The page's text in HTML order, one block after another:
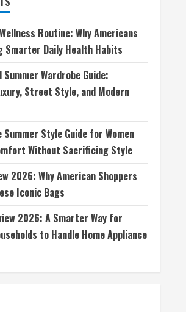
Routine: Why Americans
Smarter Daily Health Habits
Summer Wardrobe Guide:
Street Style, and Modern
Style Guide for Women
Without Sacrificing Style
2026: Why American Shoppers
Iconic Bags
2026: A Smarter Way for
to Handle Home Appliance